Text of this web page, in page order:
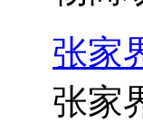
张家
张家